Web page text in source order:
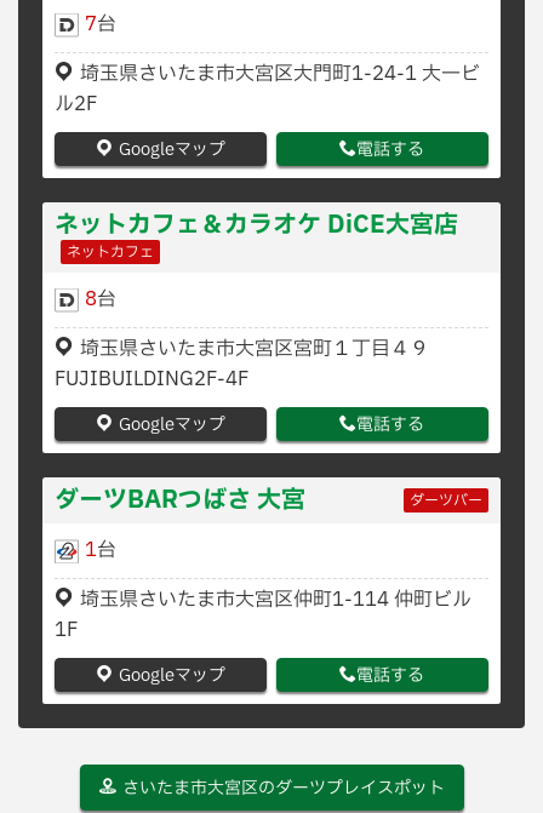
7台
埼玉県さいたま市大宮区大門町1-24-1 大一ビ
ル2F
Googleマップ 電話する
ネットカフェ＆カラオケ DiCE大宮店
ネットカフェ
8台
埼玉県さいたま市大宮区宮町１丁目４９
FUJIBUILDING2F-4F
Googleマップ 電話する
ダーツBARつばさ 大宮 ダーツバー
1台
埼玉県さいたま市大宮区仲町1-114 仲町ビル
1F
Googleマップ 電話する
さいたま市大宮区のダーツプレイスポット